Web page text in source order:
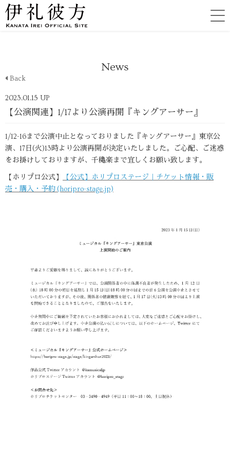
News
Back
2023.01.15 UP
【公演関連】1/17より公演再開『キングアーサー』
1/12-16まで公演中止となっておりました『キングアーサー』東京公
演、17日(火)13時より公演再開が決定いたしました。ご心配、ご迷惑
をお掛けしておりますが、千穐楽まで宜しくお願い致します。
【ホリプロ公式】
【公式】ホリプロステージ｜チケット情報・販
売・購入・予約 (horipro-stage.jp)